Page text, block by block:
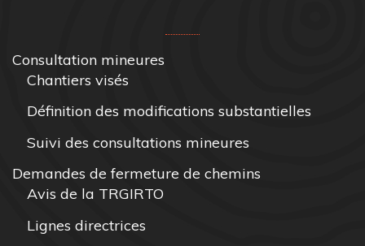
Consultation mineures
Chantiers visés
Définition des modifications substantielles
Suivi des consultations mineures
Demandes de fermeture de chemins
Avis de la TRGIRTO
Lignes directrices